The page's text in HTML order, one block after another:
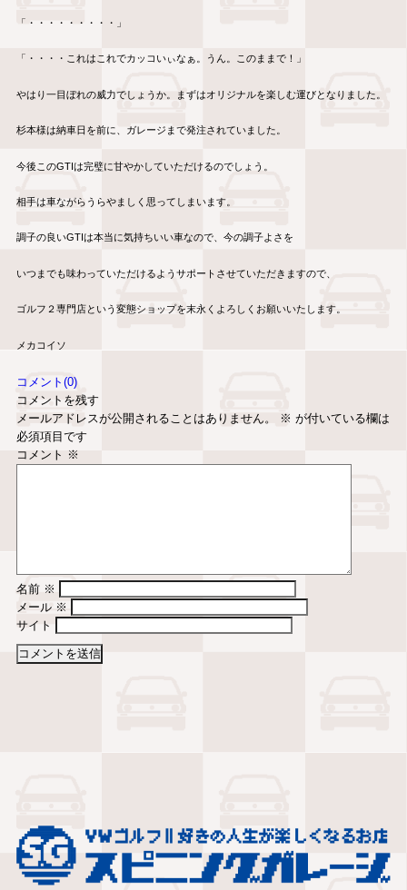
「・・・・・・・・・」
「・・・・これはこれでカッコいぃなぁ。うん。このままで！」
やはり一目ぼれの威力でしょうか。まずはオリジナルを楽しむ運びとなりました。
杉本様は納車日を前に、ガレージまで発注されていました。
今後このGTIは完璧に甘やかしていただけるのでしょう。
相手は車ながらうらやましく思ってしまいます。
調子の良いGTIは本当に気持ちいい車なので、今の調子よさを
いつまでも味わっていただけるようサポートさせていただきますので、
ゴルフ２専門店という変態ショップを末永くよろしくお願いいたします。
メカコイソ
コメント(0)
コメントを残す
メールアドレスが公開されることはありません。
※ が付いている欄は
必須項目です
コメント ※
名前 ※
メール ※
サイト